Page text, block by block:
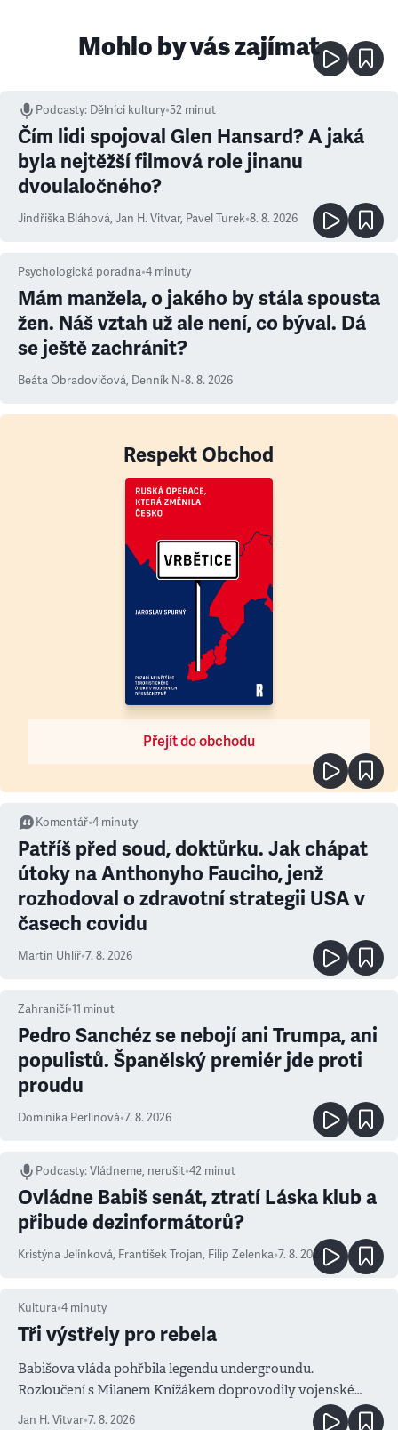
Mohlo by vás zajímat
Podcasty: Dělníci kultury•52 minut
Čím lidi spojoval Glen Hansard? A jaká
byla nejtěžší filmová role jinanu
dvoulaločného?
Jindřiška Bláhová, Jan H. Vitvar, Pavel Turek•8. 8. 2026
Psychologická poradna•4 minuty
Mám manžela, o jakého by stála spousta
žen. Náš vztah už ale není, co býval. Dá
se ještě zachránit?
Beáta Obradovičová, Denník N•8. 8. 2026
Respekt Obchod
Přejít do obchodu
Komentář•4 minuty
Patříš před soud, doktůrku. Jak chápat
útoky na Anthonyho Fauciho, jenž
rozhodoval o zdravotní strategii USA v
časech covidu
Martin Uhlíř•7. 8. 2026
Zahraničí•11 minut
Pedro Sanchéz se nebojí ani Trumpa, ani
populistů. Španělský premiér jde proti
proudu
Dominika Perlínová•7. 8. 2026
Podcasty:Vládneme, nerušit•42 minut
Ovládne Babiš senát, ztratí Láska klub a
přibude dezinformátorů?
Kristýna Jelínková, František Trojan, Filip Zelenka•7. 8. 2026
Kultura•4 minuty
Tři výstřely pro rebela
Babišova vláda pohřbila legendu undergroundu.
Rozloučení s Milanem Knížákem doprovodily vojenské
salvy i kritika pokrokářů
Jan H. Vitvar•7. 8. 2026